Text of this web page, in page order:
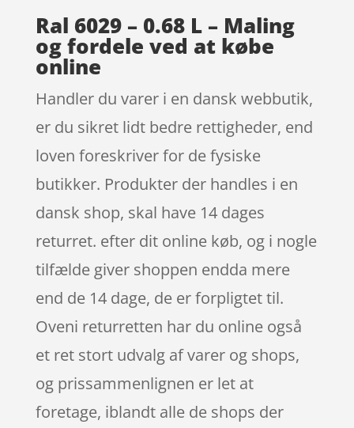
Ral 6029 – 0.68 L – Maling
og fordele ved at købe
online
Handler du varer i en dansk webbutik,
er du sikret lidt bedre rettigheder, end
loven foreskriver for de fysiske
butikker. Produkter der handles i en
dansk shop, skal have 14 dages
returret. efter dit online køb, og i nogle
tilfælde giver shoppen endda mere
end de 14 dage, de er forpligtet til.
Oveni returretten har du online også
et ret stort udvalg af varer og shops,
og prissammenlignen er let at
foretage, iblandt alle de shops der